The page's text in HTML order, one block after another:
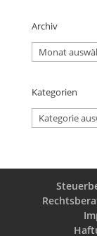
Archiv
Archiv
Kategorien
Kategorien